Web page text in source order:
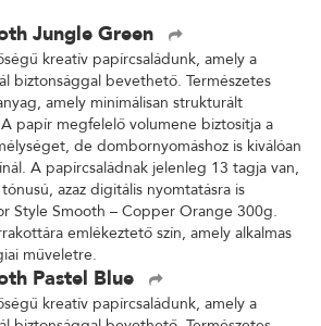
Jungle Green
kreatív papírcsaládunk, amely a
biztonsággal bevethető. Természetes
amely minimálisan strukturált
papír megfelelő volumene biztosítja a
de dombornyomáshoz is kiválóan
A papírcsaládnak jelenleg 13 tagja van,
azaz digitális nyomtatásra is
Style Smooth – Copper Orange 300g.
emlékeztető szín, amely alkalmas
műveletre.
Pastel Blue
kreatív papírcsaládunk, amely a